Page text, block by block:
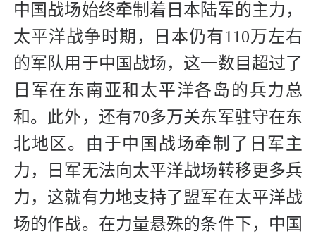
中国战场始终牵制着日本陆军的主力，
太平洋战争时期，日本仍有110万左右
的军队用于中国战场，这一数目超过了
日军在东南亚和太平洋各岛的兵力总
和。此外，还有70多万关东军驻守在东
北地区。由于中国战场牵制了日军主
力，日军无法向太平洋战场转移更多兵
力，这就有力地支持了盟军在太平洋战
场的作战。在力量悬殊的条件下，中国